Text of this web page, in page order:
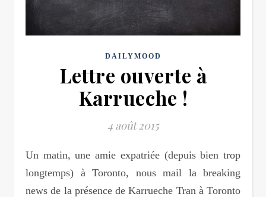
DAILYMOOD
Lettre ouverte à
Karrueche !
4 août 2015
Un matin, une amie expatriée (depuis bien trop
longtemps) à Toronto, nous mail la breaking
news de la présence de Karrueche Tran à Toronto